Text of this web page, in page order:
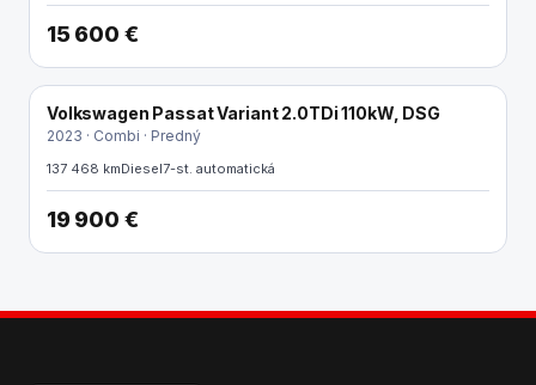
15 600 €
Volkswagen Passat Variant 2.0TDi 110kW, DSG
2023 · Combi · Predný
137 468 kmDiesel7-st. automatická
19 900 €